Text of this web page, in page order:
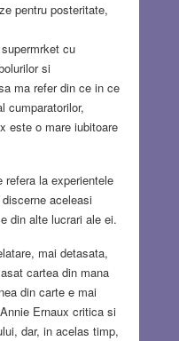
pentru posteritate,
cu
si
ma refer din ce in ce
cumparatorilor,
este o mare iubitoare
la experientele
aceleasi
din alte lucrari ale ei.
mai detasata,
cartea din mana
din carte e mai
Ernaux critica si
dar, in acelas timp,